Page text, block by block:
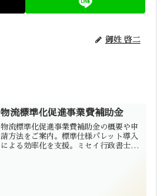
御姓 啓二
物流標準化促進事業費補助金
物流標準化促進事業費補助金の概要や申
請方法をご案内。標準仕様パレット導入
による効率化を支援。ミセイ行政書士事